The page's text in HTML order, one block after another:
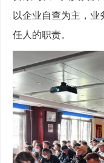
以企业自查为主，
任人的职责。